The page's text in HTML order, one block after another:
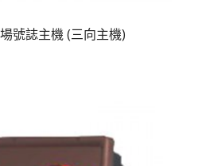
號誌主機 (三向主機)